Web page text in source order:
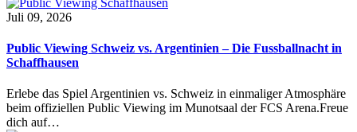
Juli 09, 2026
Public Viewing Schweiz vs. Argentinien – Die Fussballnacht in
Schaffhausen
Erlebe das Spiel Argentinien vs. Schweiz in einmaliger Atmosphäre
beim offiziellen Public Viewing im Munotsaal der FCS Arena.Freue
dich auf…